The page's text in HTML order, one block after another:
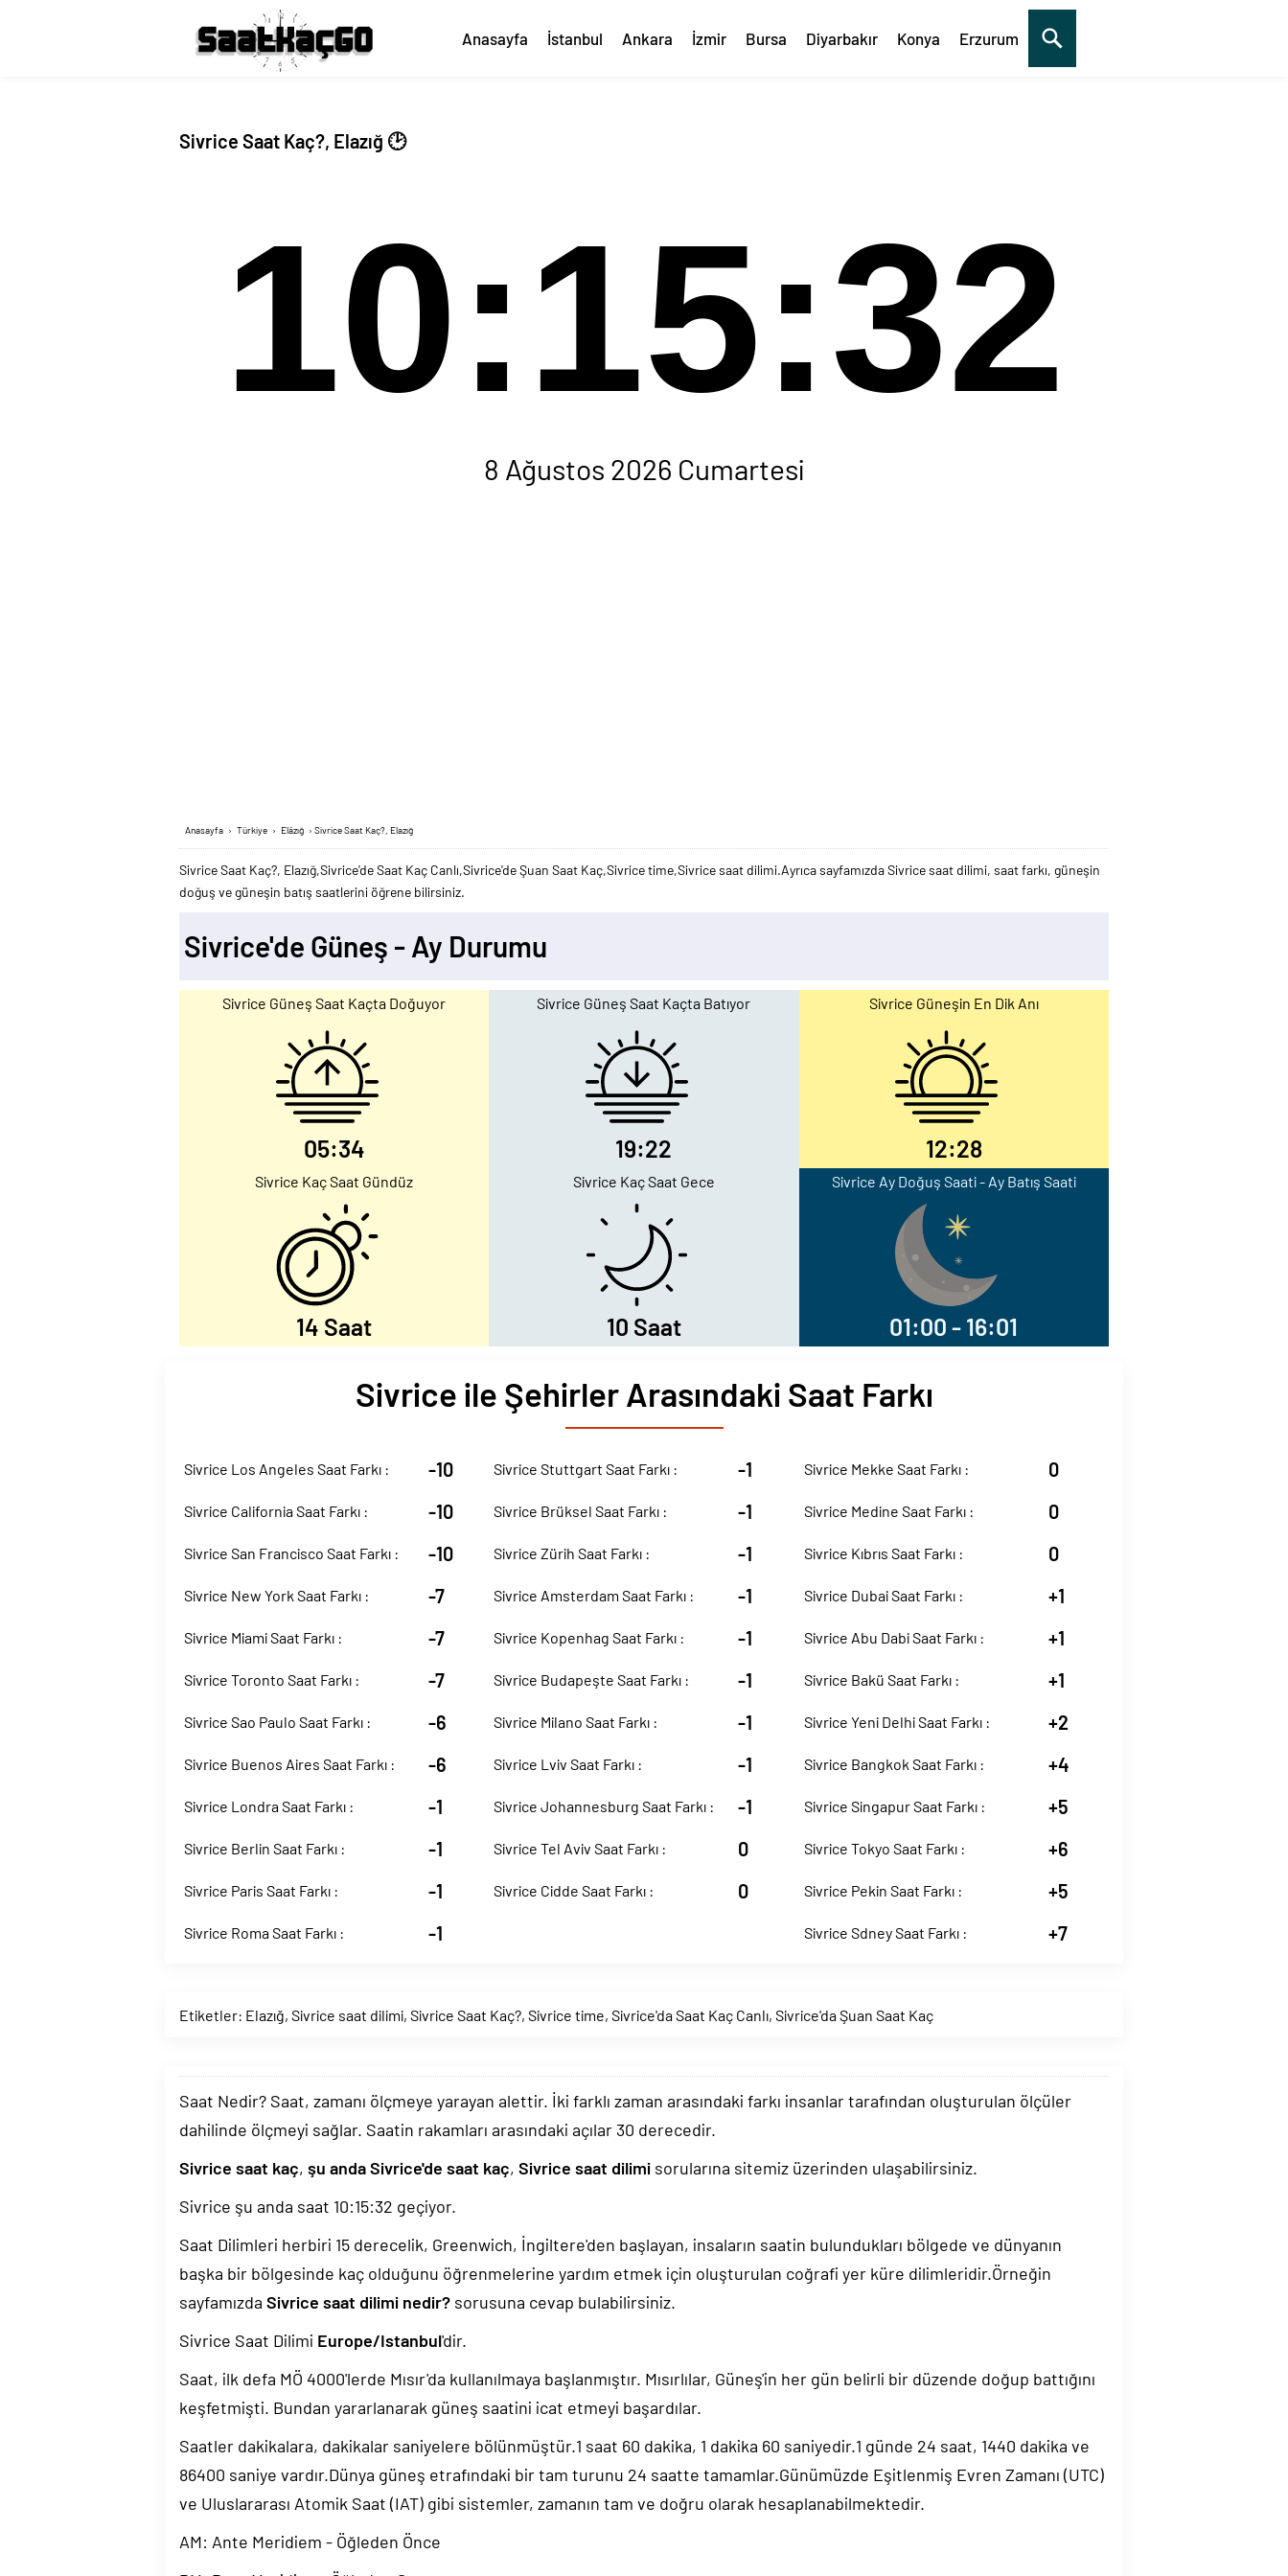
Anasayfa İstanbul Ankara İzmir Bursa Diyarbakır Konya Erzurum
Sivrice Saat Kaç?, Elazığ 🕑
10:15:32
8 Ağustos 2026 Cumartesi
Anasayfa › Türkiye › Elâzığ › Sivrice Saat Kaç?, Elazığ
Sivrice Saat Kaç?, Elazığ,Sivrice'de Saat Kaç Canlı,Sivrice'de Şuan Saat Kaç,Sivrice time,Sivrice saat dilimi.Ayrıca sayfamızda Sivrice saat dilimi, saat farkı, güneşin
doğuş ve güneşin batış saatlerini öğrene bilirsiniz.
Sivrice'de Güneş - Ay Durumu
Sivrice Güneş Saat Kaçta Doğuyor
05:34
Sivrice Güneş Saat Kaçta Batıyor
19:22
Sivrice Güneşin En Dik Anı
12:28
Sivrice Kaç Saat Gündüz
14 Saat
Sivrice Kaç Saat Gece
10 Saat
Sivrice Ay Doğuş Saati - Ay Batış Saati
01:00 - 16:01
Sivrice ile Şehirler Arasındaki Saat Farkı
Sivrice Los Angeles Saat Farkı : -10
Sivrice California Saat Farkı : -10
Sivrice San Francisco Saat Farkı : -10
Sivrice New York Saat Farkı : -7
Sivrice Miami Saat Farkı : -7
Sivrice Toronto Saat Farkı : -7
Sivrice Sao Paulo Saat Farkı : -6
Sivrice Buenos Aires Saat Farkı : -6
Sivrice Londra Saat Farkı : -1
Sivrice Berlin Saat Farkı : -1
Sivrice Paris Saat Farkı : -1
Sivrice Roma Saat Farkı : -1
Sivrice Stuttgart Saat Farkı : -1
Sivrice Brüksel Saat Farkı : -1
Sivrice Zürih Saat Farkı : -1
Sivrice Amsterdam Saat Farkı : -1
Sivrice Kopenhag Saat Farkı : -1
Sivrice Budapeşte Saat Farkı : -1
Sivrice Milano Saat Farkı : -1
Sivrice Lviv Saat Farkı : -1
Sivrice Johannesburg Saat Farkı : -1
Sivrice Tel Aviv Saat Farkı : 0
Sivrice Cidde Saat Farkı : 0
Sivrice Mekke Saat Farkı : 0
Sivrice Medine Saat Farkı : 0
Sivrice Kıbrıs Saat Farkı : 0
Sivrice Dubai Saat Farkı : +1
Sivrice Abu Dabi Saat Farkı : +1
Sivrice Bakü Saat Farkı : +1
Sivrice Yeni Delhi Saat Farkı : +2
Sivrice Bangkok Saat Farkı : +4
Sivrice Singapur Saat Farkı : +5
Sivrice Tokyo Saat Farkı : +6
Sivrice Pekin Saat Farkı : +5
Sivrice Sdney Saat Farkı : +7
Etiketler: Elazığ, Sivrice saat dilimi, Sivrice Saat Kaç?, Sivrice time, Sivrice'da Saat Kaç Canlı, Sivrice'da Şuan Saat Kaç
Saat Nedir? Saat, zamanı ölçmeye yarayan alettir. İki farklı zaman arasındaki farkı insanlar tarafından oluşturulan ölçüler
dahilinde ölçmeyi sağlar. Saatin rakamları arasındaki açılar 30 derecedir.
Sivrice saat kaç, şu anda Sivrice'de saat kaç, Sivrice saat dilimi sorularına sitemiz üzerinden ulaşabilirsiniz.
Sivrice şu anda saat 10:15:32 geçiyor.
Saat Dilimleri herbiri 15 derecelik, Greenwich, İngiltere'den başlayan, insaların saatin bulundukları bölgede ve dünyanın
başka bir bölgesinde kaç olduğunu öğrenmelerine yardım etmek için oluşturulan coğrafi yer küre dilimleridir.Örneğin
sayfamızda Sivrice saat dilimi nedir? sorusuna cevap bulabilirsiniz.
Sivrice Saat Dilimi Europe/Istanbul'dir.
Saat, ilk defa MÖ 4000'lerde Mısır'da kullanılmaya başlanmıştır. Mısırlılar, Güneş'in her gün belirli bir düzende doğup battığını
keşfetmişti. Bundan yararlanarak güneş saatini icat etmeyi başardılar.
Saatler dakikalara, dakikalar saniyelere bölünmüştür.1 saat 60 dakika, 1 dakika 60 saniyedir.1 günde 24 saat, 1440 dakika ve
86400 saniye vardır.Dünya güneş etrafındaki bir tam turunu 24 saatte tamamlar.Günümüzde Eşitlenmiş Evren Zamanı (UTC)
ve Uluslararası Atomik Saat (IAT) gibi sistemler, zamanın tam ve doğru olarak hesaplanabilmektedir.
AM: Ante Meridiem - Öğleden Önce